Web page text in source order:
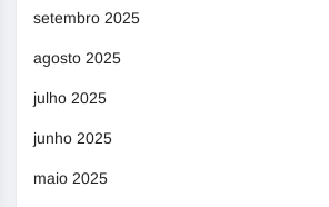
setembro 2025
agosto 2025
julho 2025
junho 2025
maio 2025